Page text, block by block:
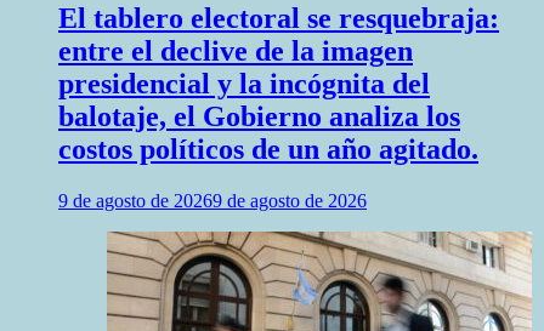
El tablero electoral se resquebraja:
entre el declive de la imagen
presidencial y la incógnita del
balotaje, el Gobierno analiza los
costos políticos de un año agitado.
9 de agosto de 20269 de agosto de 2026